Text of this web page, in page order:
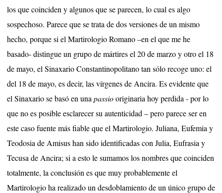
los que coinciden y algunos que se parecen, lo cual es algo
sospechoso. Parece que se trata de dos versiones de un mismo
hecho, porque si el Martirologio Romano –en el que me he
basado- distingue un grupo de mártires el 20 de marzo y otro el 18
de mayo, el Sinaxario Constantinopolitano tan sólo recoge uno: el
del 18 de mayo, es decir, las vírgenes de Ancira. Es evidente que
el Sinaxario se basó en una passiooriginaria hoy perdida - por lo
que no es posible esclarecer su autenticidad – pero parece ser en
este caso fuente más fiable que el Martirologio. Juliana, Eufemia y
Teodosia de Amisus han sido identificadas con Julia, Eufrasia y
Tecusa de Ancira; si a esto le sumamos los nombres que coinciden
totalmente, la conclusión es que muy probablemente el
Martirologio ha realizado un desdoblamiento de un único grupo de